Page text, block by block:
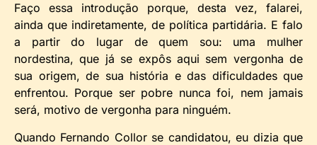
Faço essa introdução porque, desta vez, falarei,
ainda que indiretamente, de política partidária. E falo
a partir do lugar de quem sou: uma mulher
nordestina, que já se expôs aqui sem vergonha de
sua origem, de sua história e das dificuldades que
enfrentou. Porque ser pobre nunca foi, nem jamais
será, motivo de vergonha para ninguém.
Quando Fernando Collor se candidatou, eu dizia que